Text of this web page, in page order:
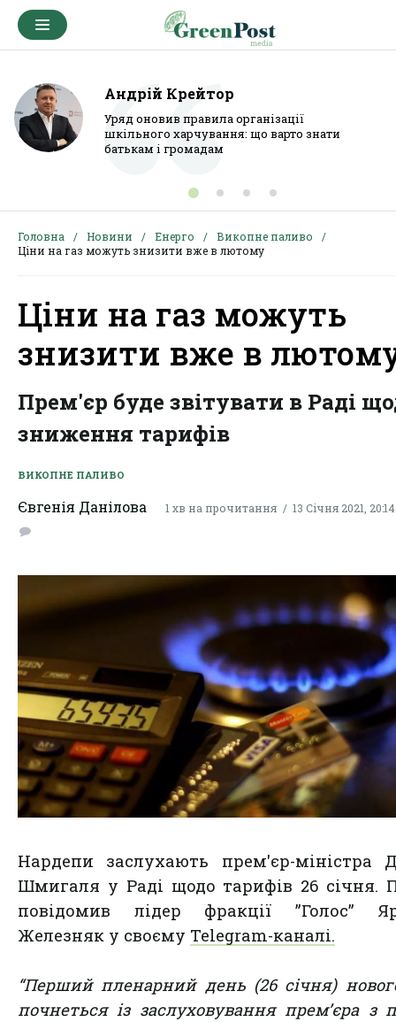
Андрій Крейтор
Уряд оновив правила організації
шкільного харчування: що варто знати
батькам і громадам
Головна Новини Енерго
Викопне паливо
Ціни на газ можуть знизити вже в лютому
Ціни на газ можуть
знизити вже в
Прем'єр буде звітувати в Раді
зниження тарифів
ВИКОПНЕ ПАЛИВО
Євгенія Данілова 1 хв на прочитання 13 Січня 2021, 20:14
Нардепи заслухають прем'єр-міністра
Шмигаля у Раді щодо тарифів 26 січня.
повідомив лідер фракції ”Голос”
Железняк у своєму Telegram-каналі.
“Перший пленарний день (26 січня)
почнеться із заслуховування прем’єра з